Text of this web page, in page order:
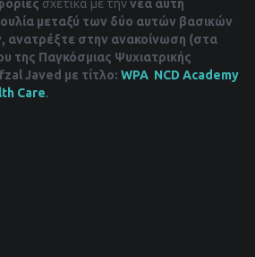
σχετικά με τηννέα αυτή
μεταξύ των δύο αυτών βασικών
ανατρέξτε στην ανακοίνωση (στα
της Παγκόσμιας Ψυχιατρικής
Javed με τίτλο: WPA NCD Academy
Care.